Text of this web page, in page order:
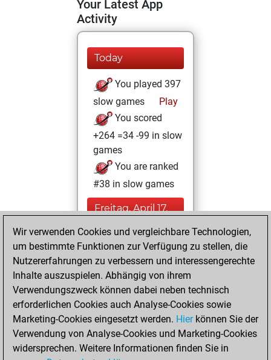
Your Latest App
Activity
Today
You played 397
slow games
Play
You scored
+264 =34 -99 in slow
games
You are ranked
#38 in slow games
Freitag, April 17,
You played 3
blitz games
Play
You scored +3
=0 -0 in blitz
Samstag, August
16, 2025
Wir verwenden Cookies und vergleichbare Technologien,
um bestimmte Funktionen zur Verfügung zu stellen, die
Nutzererfahrungen zu verbessern und interessengerechte
Inhalte auszuspielen. Abhängig von ihrem
Verwendungszweck können dabei neben technisch
erforderlichen Cookies auch Analyse-Cookies sowie
Marketing-Cookies eingesetzt werden. Hierkönnen Sie der
Verwendung von Analyse-Cookies und Marketing-Cookies
widersprechen. Weitere Informationen finden Sie in